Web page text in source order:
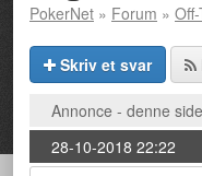
PokerNet » Forum »
Skriv et svar
Annonce - denne
28-10-2018 22:22